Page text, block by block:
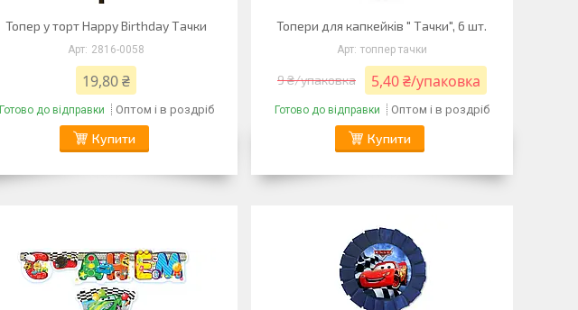
Топер у торт Happy Birthday Тачки
2816-0058
19,80 ₴
Готово до відправки Оптом і в роздріб
Купити
Топери для капкейків " Тачки", 6 шт.
топпер тачки
9 ₴/упаковка 5,40 ₴/упаковка
Готово до відправки Оптом і в роздріб
Купити